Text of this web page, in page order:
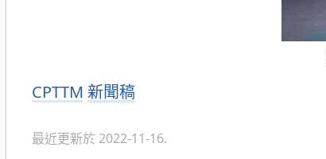
分
CPTTM 新聞稿
最近更新於 2022-11-16.